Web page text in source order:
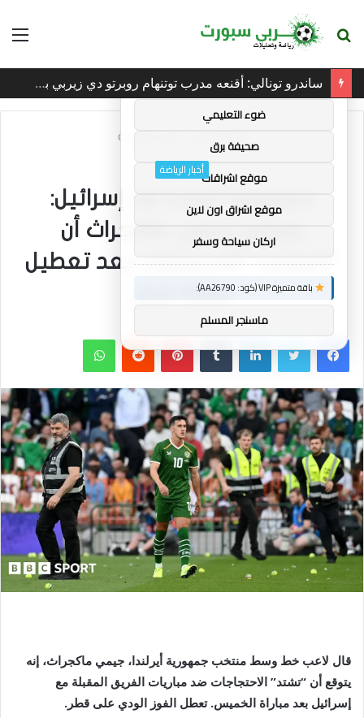
بحث
ساندرو تونالي: أقنعه مدرب توتنهام روبرتو دي زيربي بسرعة بالتوقيع
أخبار الرياضة
أخبار الرياضة
جمهورية أيرلندا ضد إسرائيل:
يتوقع جيمي ماكجراث أن
“تتصاعد” الاحتجاجات بعد تعطيل
مباراة قطر
فيسبوكتويتر لينكدإن بينتيريست واتساب
قال لاعب خط وسط منتخب جمهورية أيرلندا، جيمي ماكجراث، إنه
يتوقع أن “تشتد” الاحتجاجات ضد مباريات الفريق المقبلة مع
إسرائيل بعد مباراة الخميس.تعطل الفوز الودي على قطر .
توصيات :
باقة متميزة VIP (كود: AA35872):
ضوء التعليمي
صحيفة برق
موقع اشراقات
موقع اشراق اون لاين
اركان سياحة وسفر
باقة متميزة VIP (كود: AA26790):
ماسنجر المسلم